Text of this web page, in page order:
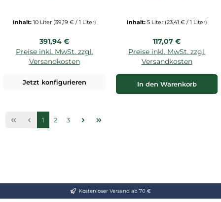
Inhalt: 10 Liter (39,19 € / 1 Liter)
Regulärer Preis:
391,94 €
Preise inkl. MwSt. zzgl.
Versandkosten
Jetzt konfigurieren
Inhalt: 5 Liter (23,41 € / 1 Liter)
Regulärer Preis:
117,07 €
Preise inkl. MwSt. zzgl.
Versandkosten
In den Warenkorb
Seite
1 Seite
2 Seite
3
Kostenloser Versand ab 70 €